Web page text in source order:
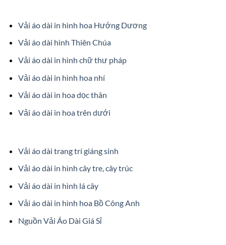
Vải áo dài in hình hoa Hướng Dương
Vải áo dài hình Thiên Chúa
Vải áo dài in hình chữ thư pháp
Vải áo dài in hình hoa nhí
Vải áo dài in hoa dọc thân
Vải áo dài in hoa trên dưới
Vải áo dài trang trí giáng sinh
Vải áo dài in hình cây tre, cây trúc
Vải áo dài in hình lá cây
Vải áo dài in hình hoa Bồ Công Anh
Nguồn Vải Áo Dài Giá Sỉ